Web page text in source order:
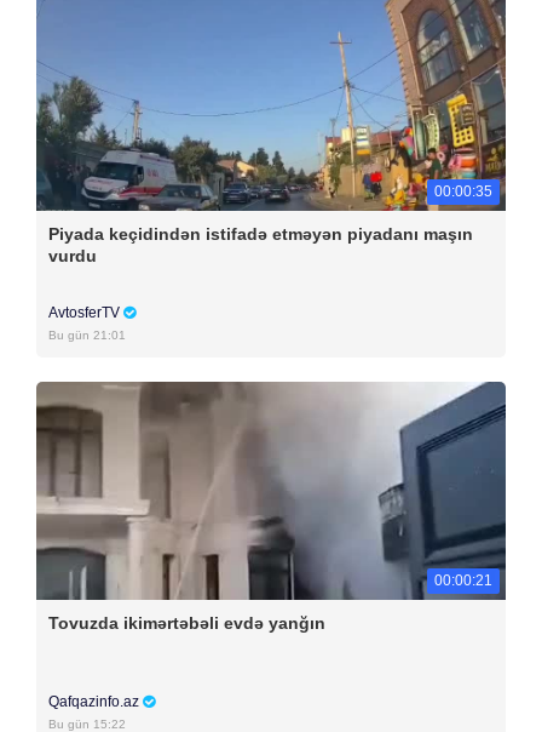
00:00:35
Piyada keçidindən istifadə etməyən piyadanı maşın
vurdu
AvtosferTV
Bu gün 21:01
00:00:21
Tovuzda ikimərtəbəli evdə yanğın
Qafqazinfo.az
Bu gün 15:22